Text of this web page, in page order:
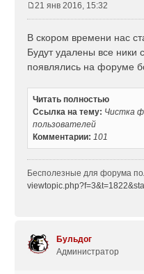
о
б
щ
н
и
е
21 янв 2016, 15:32
В скором времени нас
Будут удалены все ники
появлялись на форуме
Читать полностью
Ссылка на тему: Чистка
пользователей
Комментарии: 101
Бесполезные для форума
Бульдог
Администратор